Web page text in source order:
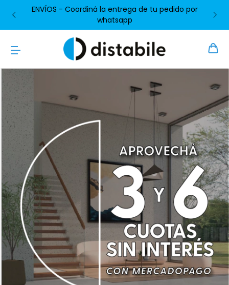
ENVÍOS - Coordiná la entrega de tu pedido por
whatsapp